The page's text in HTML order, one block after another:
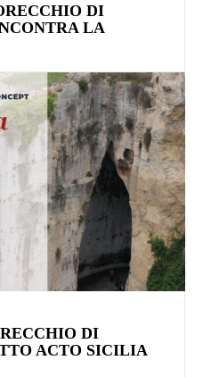
DI
LA
DI
ACTO SICILIA